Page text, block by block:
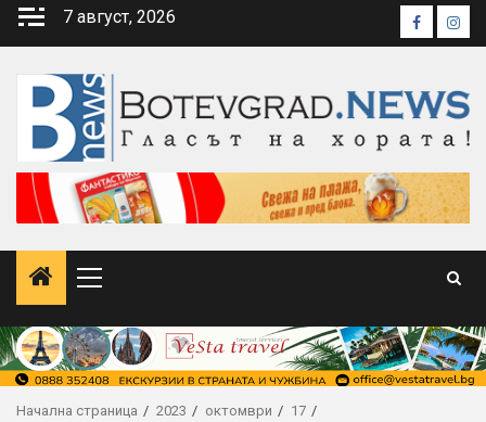
Skip
7 август, 2026 Facebook
Primary
Начална страница 2023 октомври
17